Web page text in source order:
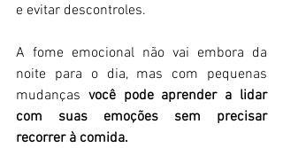
e evitar descontroles.
A fome emocional não vai embora da
noite para o dia, mas com pequenas
mudanças você pode aprender a lidar
com suas emoções sem precisar
recorrer à comida.